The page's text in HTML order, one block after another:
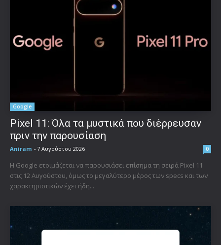
Google
Pixel 11: Όλα τα μυστικά που διέρρευσαν
πριν την παρουσίαση
Aniram - 7 Αυγούστου 2026 0
Η Google ετοιμάζεται να παρουσιάσει επίσημα τη σειρά Pixel 11
στις 12 Αυγούστου, όμως το μεγαλύτερο μέρος των specs και των
χαρακτηριστικών έχει ήδη...